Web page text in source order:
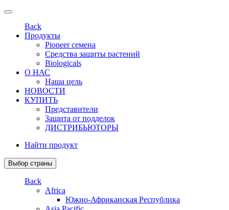
Back
Продукты
Pioneer семена
Средства защиты растений
Biologicals
О НАС
Наша цель
НОВОСТИ
КУПИТЬ
Представители
Защита от подделок
ДИСТРИБЬЮТОРЫ
Найти продукт
Выбор страны
Back
Africa
Южно-Африканская Республика